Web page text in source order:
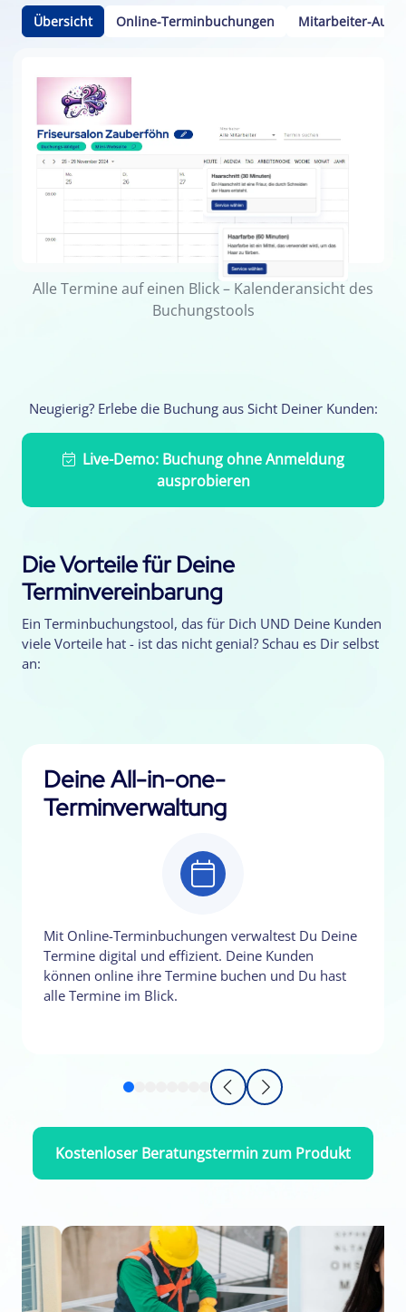
Übersicht Online-Terminbuchungen Mitarbeiter-
Alle Termine auf einen Blick – Kalenderansicht des
Buchungstools
Neugierig? Erlebe die Buchung aus Sicht Deiner Kunden:
Live-Demo: Buchung ohne Anmeldung
ausprobieren
Die Vorteile für Deine
Terminvereinbarung
Ein Terminbuchungstool, das für Dich UND Deine Kunden
viele Vorteile hat - ist das nicht genial? Schau es Dir selbst
an:
Deine All-in-one-
Terminverwaltung
Mit Online-Terminbuchungen verwaltest Du Deine
Termine digital und effizient. Deine Kunden
können online ihre Termine buchen und Du hast
alle Termine im Blick.
Kostenloser Beratungstermin zum Produkt